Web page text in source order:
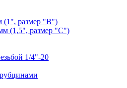
(1", размер "B")
(1,5", размер "C")
1/4"-20